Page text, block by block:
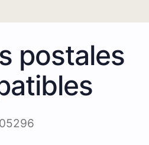
postales
05296